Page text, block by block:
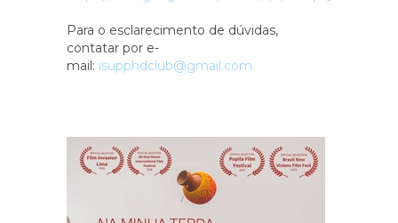
Para o esclarecimento de dúvidas,
contatar por e-
mail: isupphdclub@gmail.com